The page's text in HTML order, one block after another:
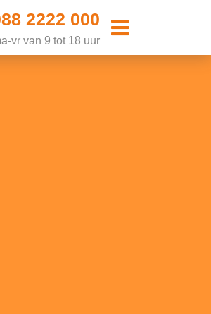
2222 000
vr van 9 tot 18 uur